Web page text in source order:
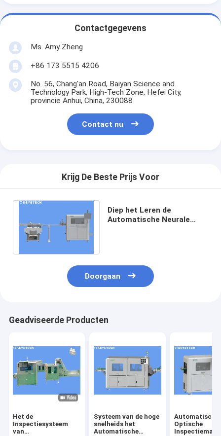
Contactgegevens
Ms. Amy Zheng
+86 173 5515 4206
No. 56, Chang'an Road, Baiyan Science and
Technology Park, High-Tech Zone, Hefei City,
provincie Anhui, China, 230088
Contact nu
Krijg De Beste Prijs Voor
Diep het Leren de
Automatische Neurale
Doorgaan
Geadviseerde Producten
Het de
Inspectiesysteem
van
Systeem van de hoge
snelheids het
Automatische
Automatische
Optische